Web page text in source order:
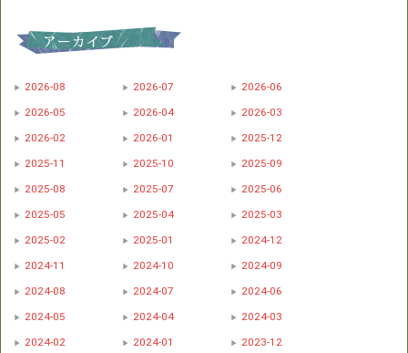
2026-08 2026-07
2026-06
2026-05
2026-04
2026-03
2026-02
2026-01
2025-12
2025-11
2025-10
2025-09
2025-08
2025-07
2025-06
2025-05
2025-04
2025-03
2025-02
2025-01
2024-12
2024-11
2024-10
2024-09
2024-08
2024-07
2024-06
2024-05
2024-04
2024-03
2024-02
2024-01 2023-12